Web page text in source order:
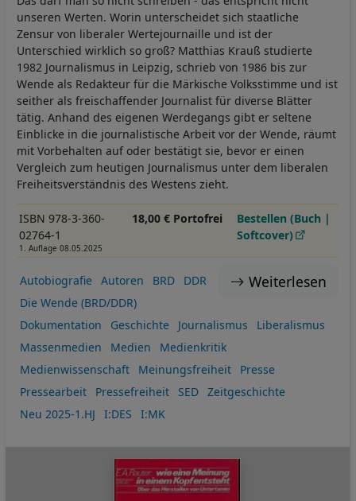
unseren Werten. Worin unterscheidet sich staatliche
Zensur von liberaler Wertejournaille und ist der
Unterschied wirklich so groß? Matthias Krauß studierte
1982 Journalismus in Leipzig, schrieb von 1986 bis zur
Wende als Redakteur für die Märkische Volksstimme und ist
seither als freischaffender Journalist für diverse Blätter
tätig. Anhand des eigenen Werdegangs gibt er seltene
Einblicke in die journalistische Arbeit vor der Wende, räumt
mit Vorbehalten auf oder bestätigt sie, bevor er einen
Vergleich zum heutigen Journalismus unter dem liberalen
Freiheitsverständnis des Westens zieht.
ISBN 978-3-360-
02764-1
1. Auflage 08.05.2025
18,00 € Portofrei
Bestellen (Buch |
Softcover)
Weiterlesen
Autobiografie Autoren BRD
DDR
Die Wende (BRD/DDR)
Dokumentation
Geschichte Journalismus
Liberalismus
Massenmedien
Medien
Medienkritik
Medienwissenschaft
Meinungsfreiheit
Presse
Pressearbeit
Pressefreiheit SED
Zeitgeschichte
Neu 2025-1.HJ
I:DES I:MK